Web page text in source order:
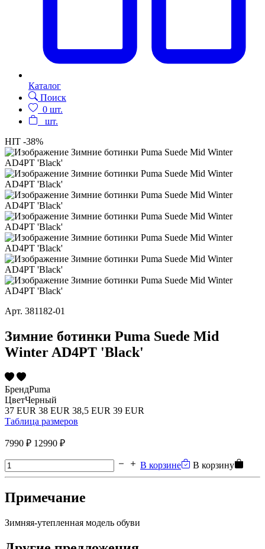
Каталог
Поиск
0 шт.
шт.
HIT -38%
Арт. 381182-01
Зимние ботинки Puma Suede Mid
Winter AD4PT 'Black'
БрендPuma
ЦветЧерный
37 EUR 38 EUR 38,5 EUR 39 EUR
Таблица размеров
7990 ₽ 12990 ₽
В корзине В корзину
Примечание
Зимняя-утепленная модель обуви